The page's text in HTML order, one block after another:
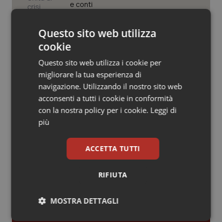
Veneto
Oncoematologia
Oncologia & Nutrizione
Psoriasi & pelle
Quotidiano Cardiologia
Quotidiano Chirurgia
Quotidiano Oncologia
Rene & patologie urogenitali
e conti
Farmaci. Puglia, dal 3 agosto alert
informatico per segnalare l’esistenza
di un equivalente meno costoso
Influenza. Dal 1° ottobre al via la
campagna vaccinale 2026/2027 in
Lombardia
Cloud sanitario: infrastrutture,
Questo sito web utilizza
cookie
Questo sito web utilizza i cookie per
migliorare la tua esperienza di
navigazione. Utilizzando il nostro sito web
acconsenti a tutti i cookie in conformità
con la nostra policy per i cookie. Leggi di
più
ACCETTA TUTTI
RIFIUTA
MOSTRA DETTAGLI